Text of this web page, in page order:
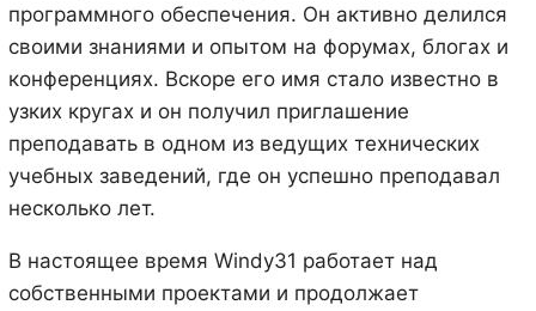
программного обеспечения. Он активно делился
своими знаниями и опытом на форумах, блогах и
конференциях. Вскоре его имя стало известно в
узких кругах и он получил приглашение
преподавать в одном из ведущих технических
учебных заведений, где он успешно преподавал
несколько лет.
В настоящее время Windy31 работает над
собственными проектами и продолжает